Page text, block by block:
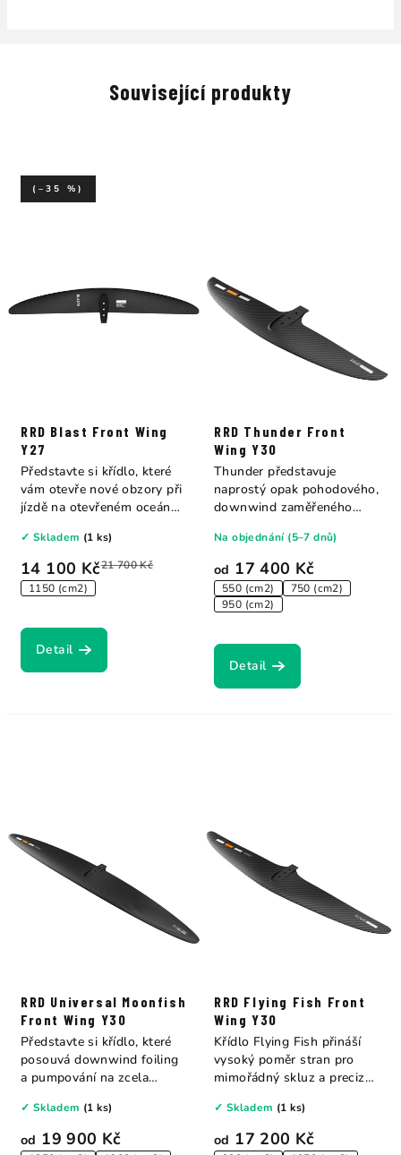
Související produkty
RRD Blast Front Wing
Y27
14 100 Kč21 700 Kč
(–35 %)
1150 (cm2)
✓ Skladem (1 ks)
Detail
Představte si křídlo, které
vám otevře nové obzory při
jízdě na otevřeném oceánu.
RRD Thunder Front
Wing Y30
od 17 400 Kč
550 (cm2)
750 (cm2)
950 (cm2)
Na objednání (5–7 dnů)
Detail
Thunder představuje
naprostý opak pohodového,
downwind zaměřeného
RRD Universal Moonfish
Front Wing Y30
od 19 900 Kč
✓ Skladem (1 ks)
Představte si křídlo, které
posouvá downwind foiling
a pumpování na zcela
RRD Flying Fish Front
Wing Y30
od 17 200 Kč
✓ Skladem (1 ks)
Křídlo Flying Fish přináší
vysoký poměr stran pro
mimořádný skluz a precizní